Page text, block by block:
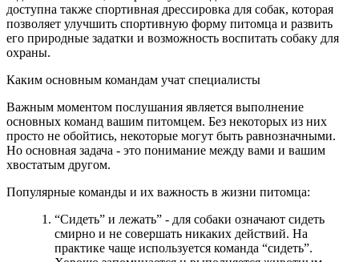
доступна также спортивная дрессировка для собак, которая
позволяет улучшить спортивную форму питомца и развить
его природные задатки и возможность воспитать собаку для
охраны.
Каким основным командам учат специалисты
Важным моментом послушания является выполнение
основных команд вашим питомцем. Без некоторых из них
просто не обойтись, некоторые могут быть равнозначными.
Но основная задача - это понимание между вами и вашим
хвостатым другом.
Популярные команды и их важность в жизни питомца:
“Сидеть” и лежать” - для собаки означают сидеть
смирно и не совершать никаких действий. На
практике чаще используется команда “сидеть”.